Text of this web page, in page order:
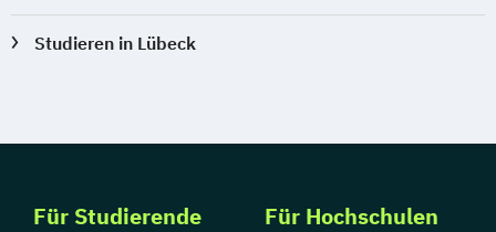
Studieren in Lübeck
Für Studierende Für Hochschulen